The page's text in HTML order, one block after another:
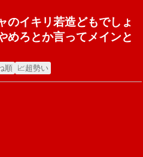
のイキリ若造どもでしょ
めろとか言ってメインと
順 📈超勢い